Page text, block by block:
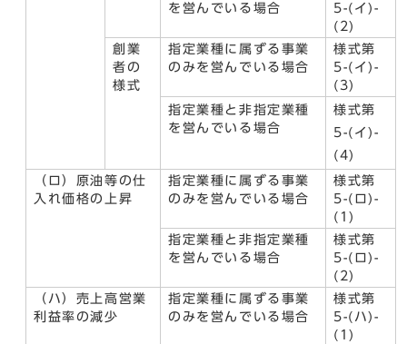
を営んでいる場合
5-(イ)-
(2)
創業
者の
様式
指定業種に属ずる事業
のみを営んでいる場合
様式第
5-(イ)-
(3)
指定業種と非指定業種
を営んでいる場合
様式第
5-(イ)-
(4)
（ロ）原油等の仕
入れ価格の上昇
指定業種に属ずる事業
のみを営んでいる場合
様式第
5-(ロ)-
(1)
指定業種と非指定業種
を営んでいる場合
様式第
5-(ロ)-
(2)
（ハ）売上高営業
利益率の減少
指定業種に属ずる事業
のみを営んでいる場合
様式第
5-(ハ)-
(1)